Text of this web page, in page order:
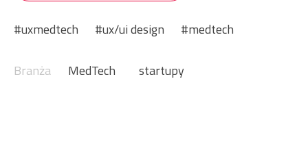
uxmedtech ux/ui design medtech
Branża MedTech startupy